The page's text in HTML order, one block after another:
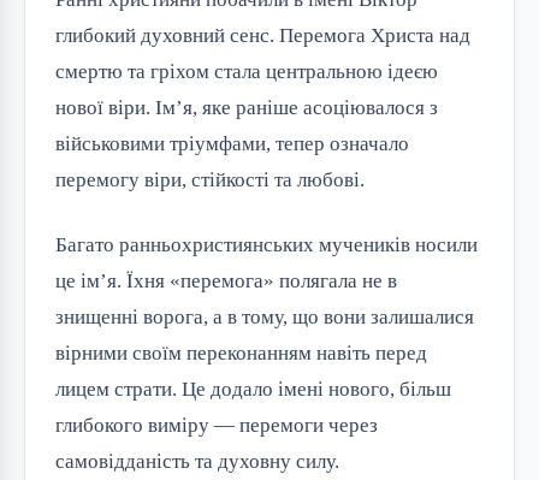
глибокий духовний сенс. Перемога Христа над
смертю та гріхом стала центральною ідеєю
нової віри. Ім’я, яке раніше асоціювалося з
військовими тріумфами, тепер означало
перемогу віри, стійкості та любові.
Багато ранньохристиянських мучеників носили
це ім’я. Їхня «перемога» полягала не в
знищенні ворога, а в тому, що вони залишалися
вірними своїм переконанням навіть перед
лицем страти. Це додало імені нового, більш
глибокого виміру — перемоги через
самовідданість та духовну силу.